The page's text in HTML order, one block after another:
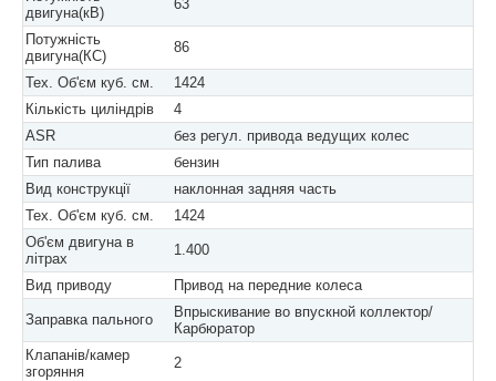
двигуна(кВ)
63
Потужність
двигуна(КС)
86
Тех. Об'єм куб. см.
1424
Кількість циліндрів
4
ASR
без регул. привода ведущих колес
Тип палива
бензин
Вид конструкції
наклонная задняя часть
Тех. Об'єм куб. см.
1424
Об'єм двигуна в
літрах
1.400
Вид приводу Привод на передние колеса
Заправка пального
Впрыскивание во впускной коллектор/
Карбюратор
Клапанів/камер
згоряння
2